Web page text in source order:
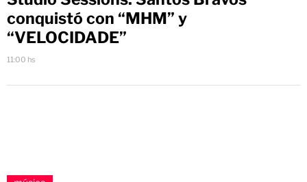
conquistó con “MHM” y
“VELOCIDADE”
11:00 hs